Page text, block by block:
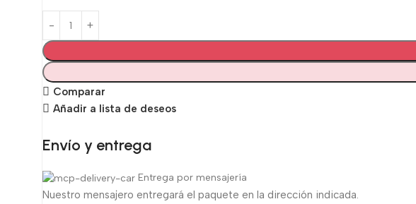
Comparar
Añadir a lista de deseos
Envío y entrega
Entrega por mensajería
Nuestro mensajero entregará el paquete en la dirección indicada.